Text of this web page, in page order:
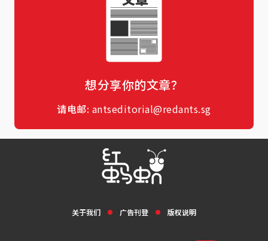
想分享你的文章？
请电邮: antseditorial@redants.sg
关于我们 广告刊登 版权说明